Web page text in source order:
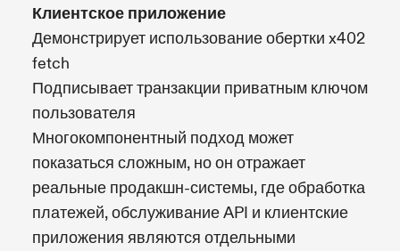
Клиентское приложение
Демонстрирует использование обертки x402
fetch
Подписывает транзакции приватным ключом
пользователя
Многокомпонентный подход может
показаться сложным, но он отражает
реальные продакшн-системы, где обработка
платежей, обслуживание API и клиентские
приложения являются отдельными